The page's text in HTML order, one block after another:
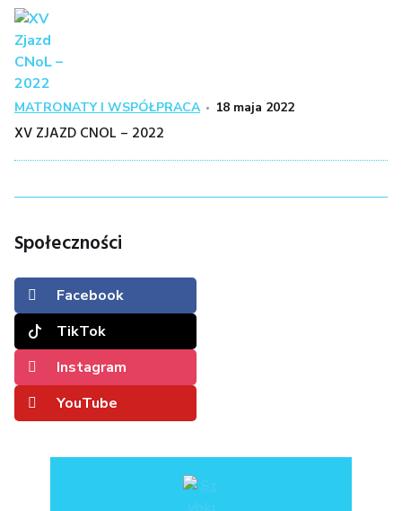
Kategoria
MATRONATY I WSPÓŁPRACA
Posted
18 maja 2022
XV ZJAZD CNOL – 2022
Społeczności
Facebook
TikTok
Instagram
YouTube